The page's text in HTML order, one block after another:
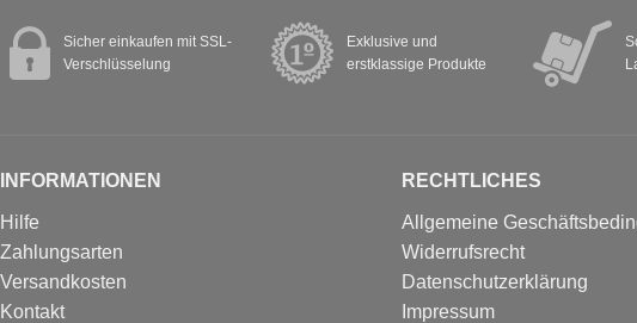
Sicher einkaufen mit SSL-
Verschlüsselung
Exklusive und
erstklassige Produkte
INFORMATIONEN
Hilfe
Zahlungsarten
Versandkosten
Kontakt
RECHTLICHES
Allgemeine
Widerrufsrecht
Datenschutzerklärung
Impressum